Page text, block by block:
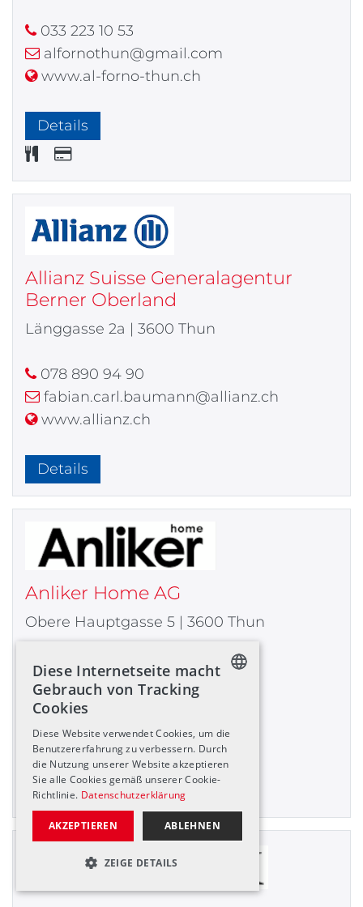
033 223 10 53
alfornothun@gmail.com
www.al-forno-thun.ch
Details
Allianz Suisse Generalagentur
Berner Oberland
Länggasse 2a | 3600 Thun
078 890 94 90
fabian.carl.baumann@allianz.ch
www.allianz.ch
Details
Anliker Home AG
Obere Hauptgasse 5 | 3600 Thun
033 227 40 40
thun@anlikerhome.ch
www.anlikerhome.ch
Details
ENGLISH
FRENCH
Diese Internetseite macht
Gebrauch von Tracking
Cookies
Diese Website verwendet Cookies, um die
Benutzererfahrung zu verbessern. Durch
die Nutzung unserer Website akzeptieren
Sie alle Cookies gemäß unserer Cookie-
Richtlinie. Datenschutzerklärung
AKZEPTIEREN ABLEHNEN
ZEIGE DETAILS
UNBEDINGT NOTWENDIGE